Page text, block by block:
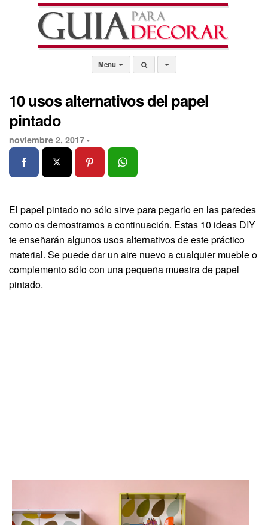
Menu
10 usos alternativos del papel
pintado
noviembre 2, 2017 •
El papel pintado no sólo sirve para pegarlo en las paredes
como os demostramos a continuación. Estas 10 ideas DIY
te enseñarán algunos usos alternativos de este práctico
material. Se puede dar un aire nuevo a cualquier mueble o
complemento sólo con una pequeña muestra de papel
pintado.